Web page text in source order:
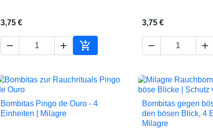
3,75 €
  
In den Warenkorb
3,75 €
 
 Vorschau
Bombitas Pingo de Ouro - 4
Einheiten | Milagre

Bombitas gegen
den bösen Blick, 4
Milagre